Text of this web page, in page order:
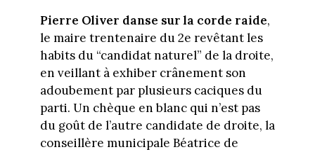
Pierre Oliver danse sur la corde raide,
le maire trentenaire du 2e revêtant les
habits du “candidat naturel” de la droite,
en veillant à exhiber crânement son
adoubement par plusieurs caciques du
parti. Un chèque en blanc qui n’est pas
du goût de l’autre candidate de droite, la
conseillère municipale Béatrice de